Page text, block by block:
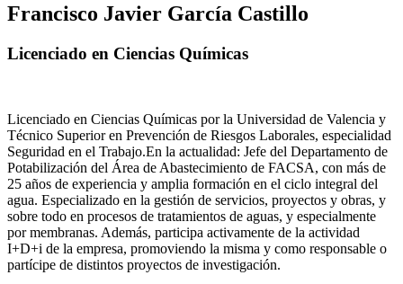
Francisco Javier García Castillo
Licenciado en Ciencias Químicas
Licenciado en Ciencias Químicas por la Universidad de Valencia y
Técnico Superior en Prevención de Riesgos Laborales, especialidad
Seguridad en el Trabajo.En la actualidad: Jefe del Departamento de
Potabilización del Área de Abastecimiento de FACSA, con más de
25 años de experiencia y amplia formación en el ciclo integral del
agua. Especializado en la gestión de servicios, proyectos y obras, y
sobre todo en procesos de tratamientos de aguas, y especialmente
por membranas. Además, participa activamente de la actividad
I+D+i de la empresa, promoviendo la misma y como responsable o
partícipe de distintos proyectos de investigación.